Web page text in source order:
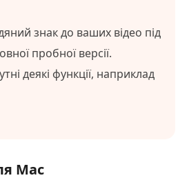
знак до ваших відео під
пробної версії.
деякі функції, наприклад
Mac